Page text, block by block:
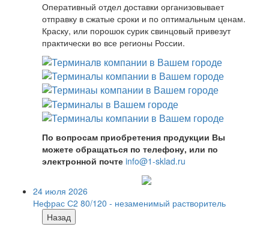
Оперативный отдел доставки организовывает
отправку в сжатые сроки и по оптимальным ценам.
Краску, или порошок сурик свинцовый привезут
практически во все регионы России.
По вопросам приобретения продукции Вы
можете обращаться по телефону, или по
электронной почте info@1-sklad.ru
24 июля 2026
Нефрас С2 80/120 - незаменимый растворитель
Назад